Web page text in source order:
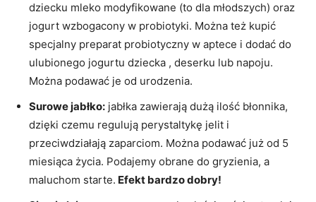
dziecku mleko modyfikowane (to dla młodszych) oraz
jogurt wzbogacony w probiotyki. Można też kupić
specjalny preparat probiotyczny w aptece i dodać do
ulubionego jogurtu dziecka , deserku lub napoju.
Można podawać je od urodzenia.
Surowe jabłko: jabłka zawierają dużą ilość błonnika,
dzięki czemu regulują perystaltykę jelit i
przeciwdziałają zaparciom. Można podawać już od 5
miesiąca życia. Podajemy obrane do gryzienia, a
maluchom starte. Efekt bardzo dobry!